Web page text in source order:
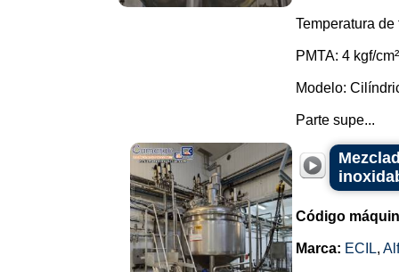
Temperatura
PMTA: 4 kgf/
Modelo:
Parte supe...
Código
Marca: ECIL,